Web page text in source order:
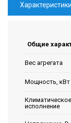
Характеристики
Общие
Вес агрегата
Мощность, кВт
Климатическое
исполнение